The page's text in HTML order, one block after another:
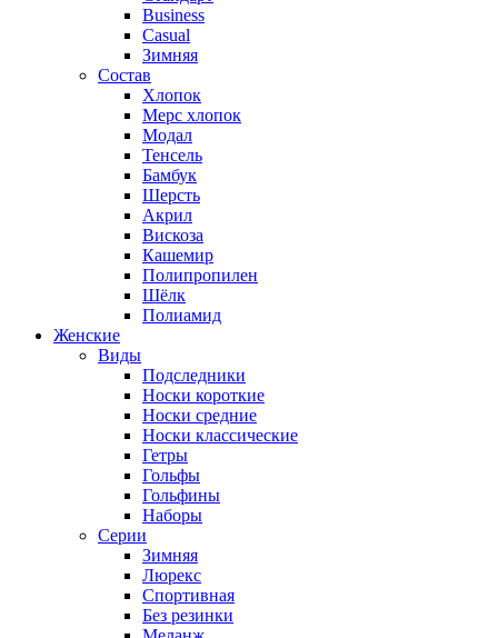
Business
Casual
Зимняя
Состав
Хлопок
Мерс хлопок
Модал
Тенсель
Бамбук
Шерсть
Акрил
Вискоза
Кашемир
Полипропилен
Шёлк
Полиамид
Женские
Виды
Подследники
Носки короткие
Носки средние
Носки классические
Гетры
Гольфы
Гольфины
Наборы
Серии
Зимняя
Люрекс
Спортивная
Без резинки